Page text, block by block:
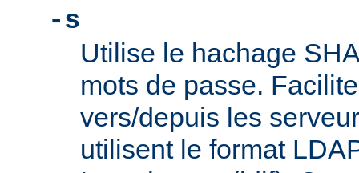
-s
Utilise le hachage
mots de passe.
vers/depuis les
utilisent le format